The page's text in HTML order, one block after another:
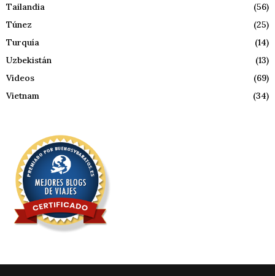
Tailandia
(56)
Túnez
(25)
Turquía
(14)
Uzbekistán
(13)
Videos
(69)
Vietnam
(34)